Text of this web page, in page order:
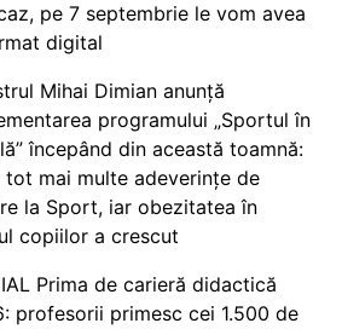
pe 7 septembrie le vom avea
digital
Mihai Dimian anunță
programului „Sportul în
începând din această toamnă:
tot mai multe adeverințe de
la Sport, iar obezitatea în
copiilor a crescut
Prima de carieră didactică
profesorii primesc cei 1.500 de